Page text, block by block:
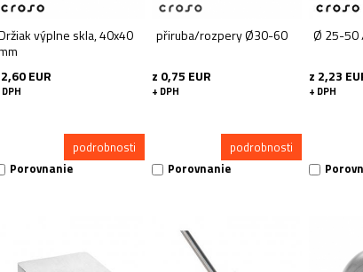
výplne skla, 40x40
EUR
podrobnosti
Porovnanie
přiruba/rozpery Ø30-60
z 0,75 EUR
+ DPH
podrobnosti
Porovnanie
Ø 25-50
z 2,23
+ DPH